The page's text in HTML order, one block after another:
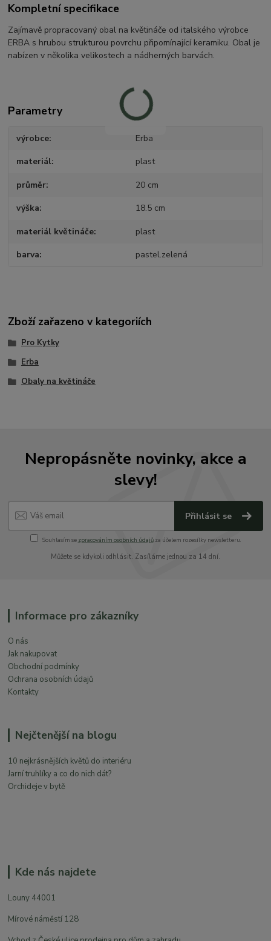
Kompletní specifikace
Zajímavě propracovaný obal na květináče od italského výrobce
ERBA s hrubou strukturou povrchu připomínající keramiku. Obal je
nabízen v několika velikostech a nádherných barvách.
Parametry
výrobce Erba
materiál plast
průměr 20 cm
výška 18.5 cm
materiál květináče plast
barva pastel.zelená
Zboží zařazeno v kategoriích
Pro Kytky
Erba
Obaly na květináče
Nepropásněte novinky, akce a
slevy!
Přihlásit se
Souhlasím se zpracováním osobních údajůza účelem rozesílky newsletteru.
Můžete se kdykoli odhlásit. Zasíláme jednou za 14 dní.
Informace pro zákazníky
O nás
Jak nakupovat
Obchodní podmínky
Ochrana osobních údajů
Kontakty
Nejčtenější na blogu
10 nejkrásnějších květů do interiéru
Jarní truhlíky a co do nich dát?
Orchideje v bytě
Kde nás najdete
Louny 44001
Mírové náměstí 128